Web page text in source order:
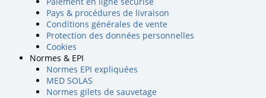
Pays & procédures de livraison
Conditions générales de vente
Protection des données personnelles
Cookies
Normes & EPI
Normes EPI expliquées
MED SOLAS
Normes gilets de sauvetage